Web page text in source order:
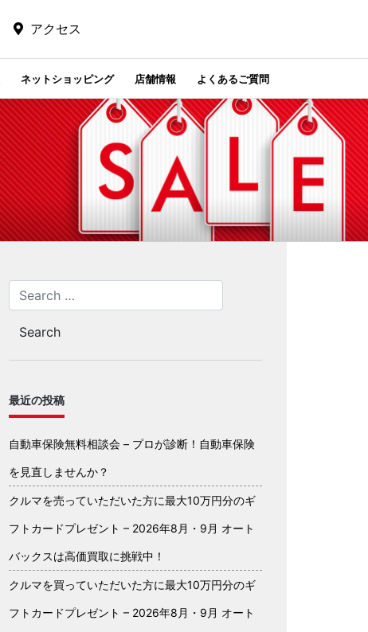
アクセス
ネットショッピング 店舗情報 よくあるご質問
最近の投稿
自動車保険無料相談会 – プロが診断！自動車保険
を見直しませんか？
クルマを売っていただいた方に最大10万円分のギ
フトカードプレゼント – 2026年8月・9月 オート
バックスは高価買取に挑戦中！
クルマを買っていただいた方に最大10万円分のギ
フトカードプレゼント – 2026年8月・9月 オート